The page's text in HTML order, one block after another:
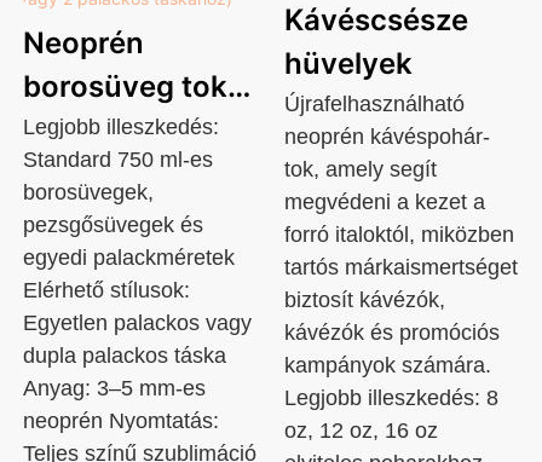
Neoprén
borosüveg tok
(1 vagy 2
palackos
táskához)
Legjobb illeszkedés:
Standard 750 ml-es
borosüvegek,
pezsgősüvegek és
egyedi palackméretek
Elérhető stílusok:
Egyetlen palackos vagy
dupla palackos táska
Anyag: 3–5 mm-es
neoprén Nyomtatás:
Teljes színű szublimáció
Kávéscsésze
hüvelyek
Újrafelhasználható
neoprén kávéspohár-
tok, amely segít
megvédeni a kezet a
forró italoktól, miközben
tartós márkaismertséget
biztosít kávézók,
kávézók és promóciós
kampányok számára.
Legjobb illeszkedés: 8
oz, 12 oz, 16 oz